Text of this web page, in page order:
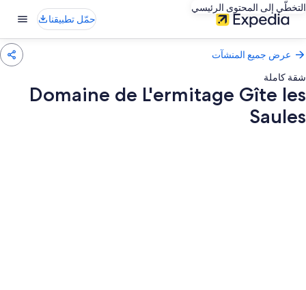
التخطّي إلى المحتوى الرئيسي
حمّل تطبيقنا
عرض جميع المنشآت
شقة كاملة
Domaine de L'ermitage Gîte les
Saules